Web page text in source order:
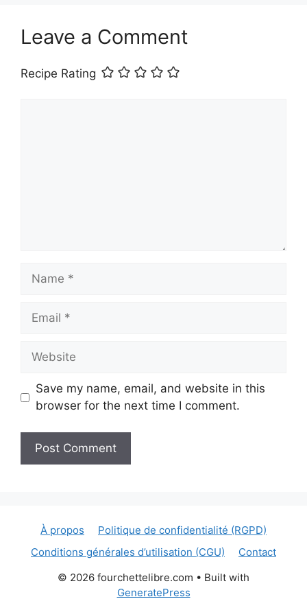
Leave a Comment
Recipe Rating
Name
Email
Website
Save my name, email, and website in this
browser for the next time I comment.
À propos
Politique de confidentialité (RGPD)
Conditions générales d’utilisation (CGU)
Contact
© 2026 fourchettelibre.com • Built with
GeneratePress